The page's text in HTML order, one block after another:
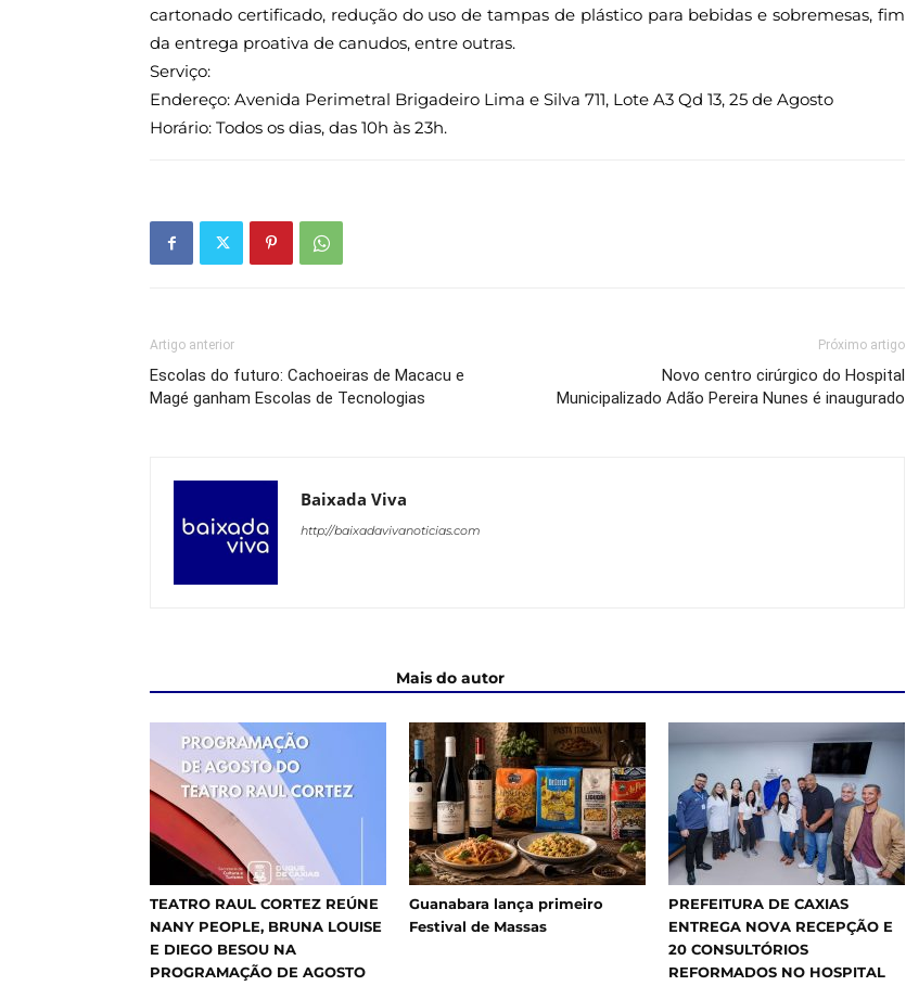
cartonado certificado, redução do uso de tampas de plástico para bebidas e sobremesas, fim
da entrega proativa de canudos, entre outras.
Serviço:
Endereço: Avenida Perimetral Brigadeiro Lima e Silva 711, Lote A3 Qd 13, 25 de Agosto
Horário: Todos os dias, das 10h às 23h.
Artigo anterior
Escolas do futuro: Cachoeiras de Macacu e
Magé ganham Escolas de Tecnologias
Próximo artigo
Novo centro cirúrgico do Hospital
Municipalizado Adão Pereira Nunes é inaugurado
Baixada Viva
http://baixadavivanoticias.com
Mais do autor
TEATRO RAUL CORTEZ REÚNE
NANY PEOPLE, BRUNA LOUISE
E DIEGO BESOU NA
PROGRAMAÇÃO DE AGOSTO
Guanabara lança primeiro
Festival de Massas
PREFEITURA DE CAXIAS
ENTREGA NOVA RECEPÇÃO E
20 CONSULTÓRIOS
REFORMADOS NO HOSPITAL